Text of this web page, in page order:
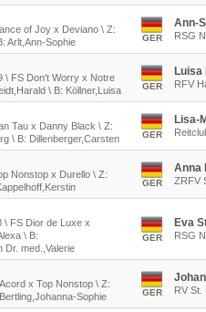
of Joy x Deviano \ Z:
Arlt,Ann-Sophie
GER
Ann-
RSG
\ FS Don't Worry x Notre
\ B: Köllner,Luisa
GER
Luisa
RFV
Tau x Danny Black \ Z:
\ B: Dillenberger,Carsten
GER
Lisa-
Nonstop x Durello \ Z:
GER
Anna
ZRFV
\ FS Dior de Luxe x
\ B:
Dr. med.,Valerie
GER
Eva
RSG
x Top Nonstop \ Z:
Sophie
GER RV St.